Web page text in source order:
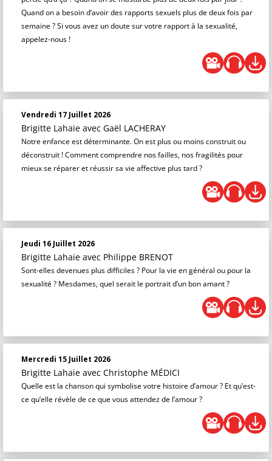
Quand on a besoin d’avoir des rapports sexuels plus de deux fois par
semaine ? Si vous avez un doute sur votre rapport à la sexualité,
appelez-nous !
Vendredi 17 Juillet 2026
Brigitte Lahaie avec Gaël LACHERAY
Notre enfance est déterminante. On est plus ou moins construit ou
déconstruit ! Comment comprendre nos failles, nos fragilités pour
mieux se réparer et réussir sa vie affective plus tard ?
Jeudi 16 Juillet 2026
Brigitte Lahaie avec Philippe BRENOT
Sont-elles devenues plus difficiles ? Pour la vie en général ou pour la
sexualité ? Mesdames, quel serait le portrait d’un bon amant ?
Mercredi 15 Juillet 2026
Brigitte Lahaie avec Christophe MÉDICI
Quelle est la chanson qui symbolise votre histoire d’amour ? Et qu’est-
ce qu’elle révèle de ce que vous attendez de l’amour ?